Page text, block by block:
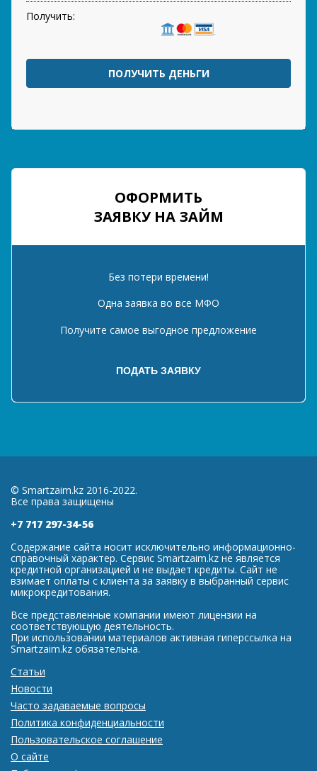
Получить:
ПОЛУЧИТЬ ДЕНЬГИ
ОФОРМИТЬ
ЗАЯВКУ НА ЗАЙМ
Без потери времени!
Одна заявка во все МФО
Получите самое выгодное предложение
© Smartzaim.kz 2016-2022.
Все права защищены
+7 717 297-34-56
Содержание сайта носит исключительно информационно-
справочный характер. Сервис Smartzaim.kz не является
кредитной организацией и не выдает кредиты. Сайт не
взимает оплаты с клиента за заявку в выбранный сервис
микрокредитования.
Все представленные компании имеют лицензии на
соответствующую деятельность.
При использовании материалов активная гиперссылка на
Smartzaim.kz обязательна.
Статьи
Новости
Часто задаваемые вопросы
Политика конфиденциальности
Пользовательское соглашение
О сайте